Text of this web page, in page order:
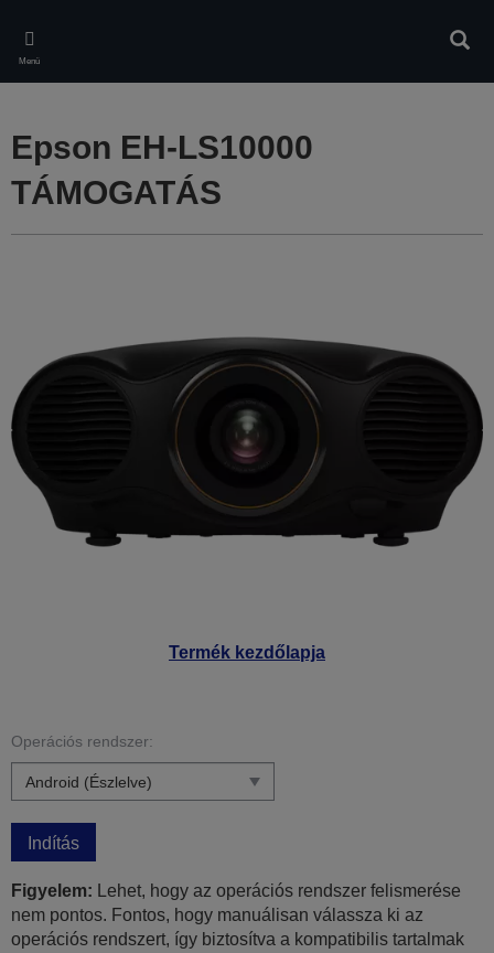
main
content
Menü
Termék kezdőlapja
Epson EH-LS10000
TÁMOGATÁS
Operációs rendszer:
Indítás
Figyelem: Lehet, hogy az operációs rendszer felismerése
nem pontos. Fontos, hogy manuálisan válassza ki az
operációs rendszert, így biztosítva a kompatibilis tartalmak